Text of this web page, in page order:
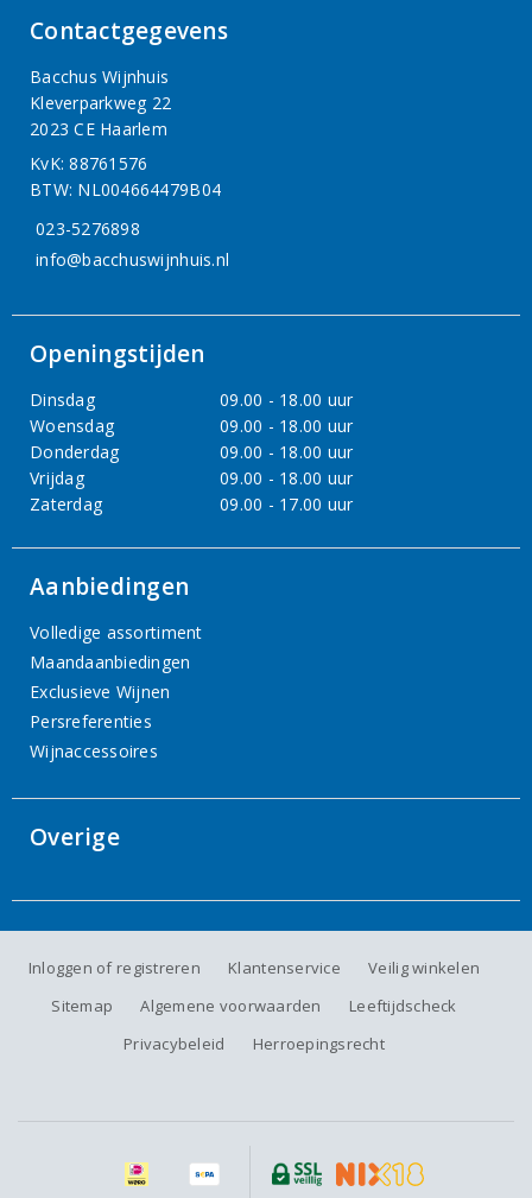
Contactgegevens
Bacchus Wijnhuis
Kleverparkweg 22
2023 CE Haarlem
KvK: 88761576
BTW: NL004664479B04
023-5276898
info@bacchuswijnhuis.nl
Openingstijden
Dinsdag
09.00 - 18.00 uur
Woensdag
09.00 - 18.00 uur
Donderdag
09.00 - 18.00 uur
Vrijdag
09.00 - 18.00 uur
Zaterdag
09.00 - 17.00 uur
Aanbiedingen
Volledige assortiment
Maandaanbiedingen
Exclusieve Wijnen
Persreferenties
Wijnaccessoires
Overige
Inloggen of registreren Klantenservice
Veilig winkelen
Sitemap
Algemene voorwaarden
Leeftijdscheck
Privacybeleid
Herroepingsrecht